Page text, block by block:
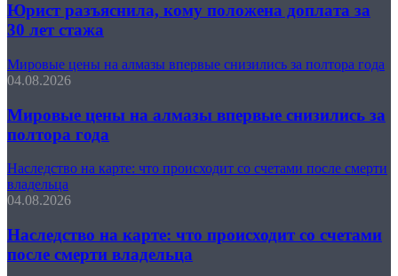
Юрист разъяснила, кому положена доплата за
30 лет стажа
Мировые цены на алмазы впервые снизились за полтора года
04.08.2026
Мировые цены на алмазы впервые снизились за
полтора года
Наследство на карте: что происходит со счетами после смерти
владельца
04.08.2026
Наследство на карте: что происходит со счетами
после смерти владельца